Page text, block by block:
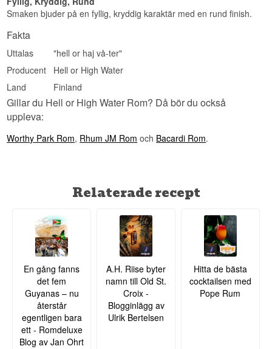
Smakprofil
Visste du att?
ska få kallas rom, klassificeras den formellt som
Se hela vårt utbud avHell or High Water
Smaken bjuder på en fyllig, kryddig karaktär med en rund finish.
Fakta
Uttalas
"hell or haj vå-ter"
Producent
Hell or High Water
Land
Finland
Gillar du Hell or High Water Rom? Då bör du också
uppleva:
Worthy Park Rom, Rhum JM Rom och Bacardi Rom.
Relaterade recept
En gång fanns
det fem
Guyanas – nu
återstår
egentligen bara
ett - Romdeluxe
Blog av Jan Ohrt
A.H. Riise byter
namn till Old St.
Croix -
Blogginlägg av
Ulrik Bertelsen
Hitta de bästa
cocktailsen med
Pope Rum